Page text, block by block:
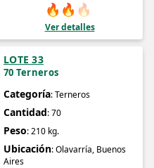
🔥 🔥 🔥
Ver detalles
LOTE 33
70 Terneros
Categoría: Terneros
Cantidad: 70
Peso: 210 kg.
Ubicación: Olavarría, Buenos
Aires